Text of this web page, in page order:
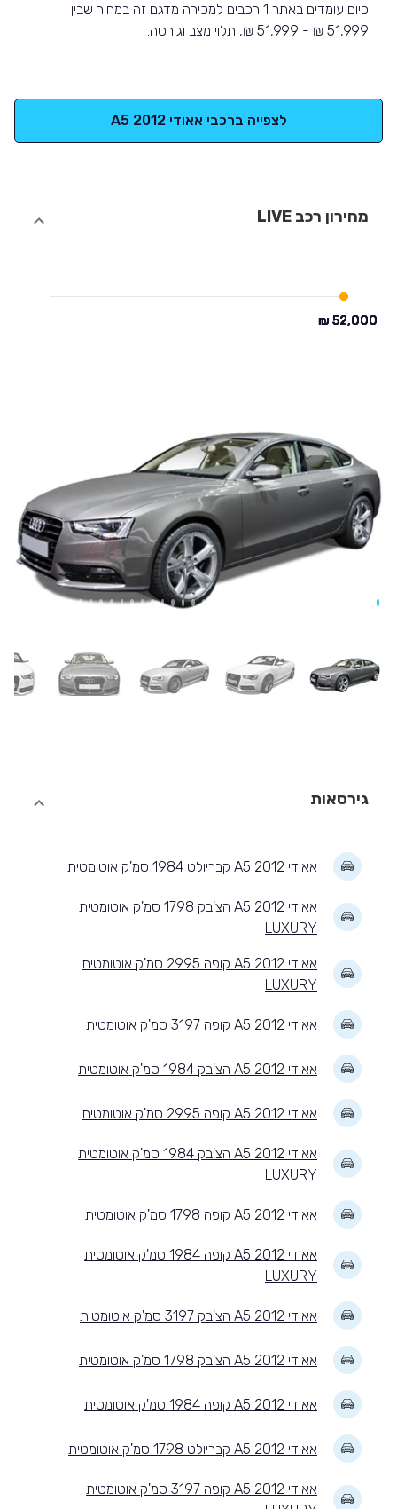
כיום עומדים באתר 1 רכבים למכירה מדגם זה במחיר שבין
51,999 ₪ - 51,999 ₪, תלוי מצב וגירסה.
לצפייה ברכבי אאודי A5 2012
מחירון רכב LIVE
גירסאות
אאודי A5 2012 קבריולט 1984 סמ'ק אוטומטית
אאודי A5 2012 הצ'בק 1798 סמ'ק אוטומטית
LUXURY
אאודי A5 2012 קופה 2995 סמ'ק אוטומטית
LUXURY
אאודי A5 2012 קופה 3197 סמ'ק אוטומטית
אאודי A5 2012 הצ'בק 1984 סמ'ק אוטומטית
אאודי A5 2012 קופה 2995 סמ'ק אוטומטית
אאודי A5 2012 הצ'בק 1984 סמ'ק אוטומטית
LUXURY
אאודי A5 2012 קופה 1798 סמ'ק אוטומטית
אאודי A5 2012 קופה 1984 סמ'ק אוטומטית
LUXURY
אאודי A5 2012 הצ'בק 3197 סמ'ק אוטומטית
אאודי A5 2012 הצ'בק 1798 סמ'ק אוטומטית
אאודי A5 2012 קופה 1984 סמ'ק אוטומטית
אאודי A5 2012 קבריולט 1798 סמ'ק אוטומטית
אאודי A5 2012 קופה 3197 סמ'ק אוטומטית